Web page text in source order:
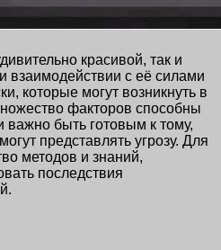
красивой, так и
взаимодействии с её силами
которые могут возникнуть в
факторов способны
важно быть готовым к тому,
представлять угрозу. Для
методов и знаний,
последствия